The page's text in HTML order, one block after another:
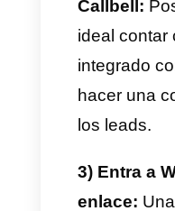
través
leads